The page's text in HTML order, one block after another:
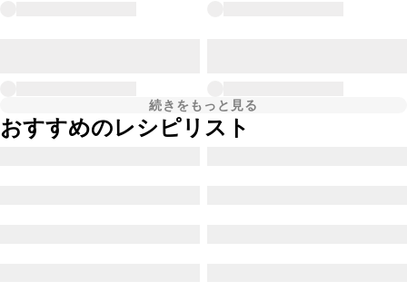
続きをもっと見る
おすすめのレシピリスト